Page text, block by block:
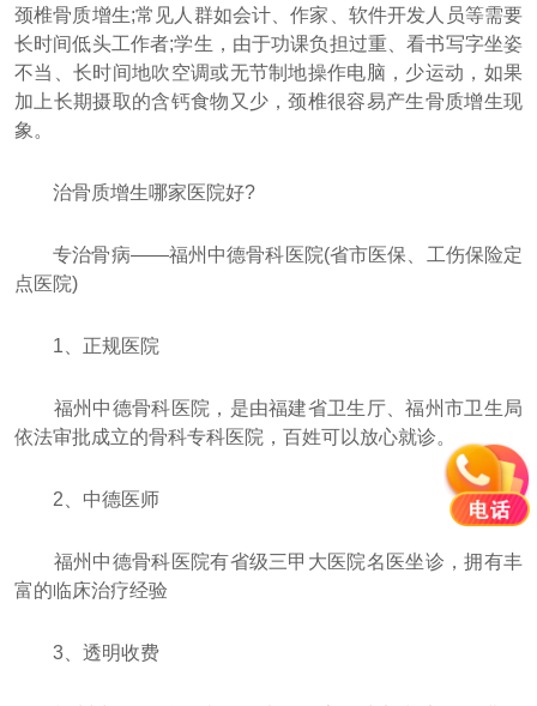
颈椎骨质增生;常见人群如会计、作家、软件开发人员等需要
长时间低头工作者;学生，由于功课负担过重、看书写字坐姿
不当、长时间地吹空调或无节制地操作电脑，少运动，如果
加上长期摄取的含钙食物又少，颈椎很容易产生骨质增生现
象。
治骨质增生哪家医院好?
专治骨病——福州中德骨科医院(省市医保、工伤保险定
点医院)
1、正规医院
福州中德骨科医院，是由福建省卫生厅、福州市卫生局
依法审批成立的骨科专科医院，百姓可以放心就诊。
2、中德医师
福州中德骨科医院有省级三甲大医院名医坐诊，拥有丰
富的临床治疗经验
3、透明收费